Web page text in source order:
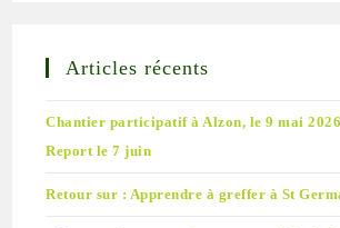
Articles récents
Chantier participatif à Alzon, le 9 mai
Report le 7 juin
Retour sur : Apprendre à greffer à St